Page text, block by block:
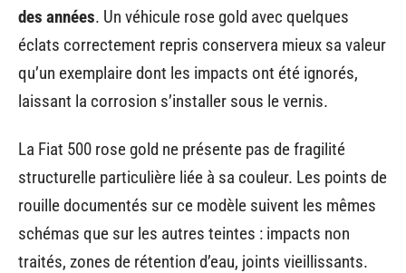
des années. Un véhicule rose gold avec quelques
éclats correctement repris conservera mieux sa valeur
qu’un exemplaire dont les impacts ont été ignorés,
laissant la corrosion s’installer sous le vernis.
La Fiat 500 rose gold ne présente pas de fragilité
structurelle particulière liée à sa couleur. Les points de
rouille documentés sur ce modèle suivent les mêmes
schémas que sur les autres teintes : impacts non
traités, zones de rétention d’eau, joints vieillissants.